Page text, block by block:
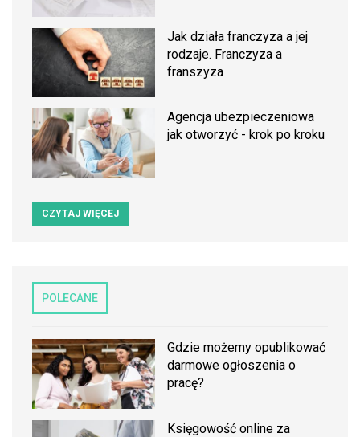
Jak działa franczyza a jej
rodzaje. Franczyza a
franszyza
Agencja ubezpieczeniowa
jak otworzyć - krok po kroku
CZYTAJ WIĘCEJ
POLECANE
Gdzie możemy opublikować
darmowe ogłoszenia o
pracę?
Księgowość online za